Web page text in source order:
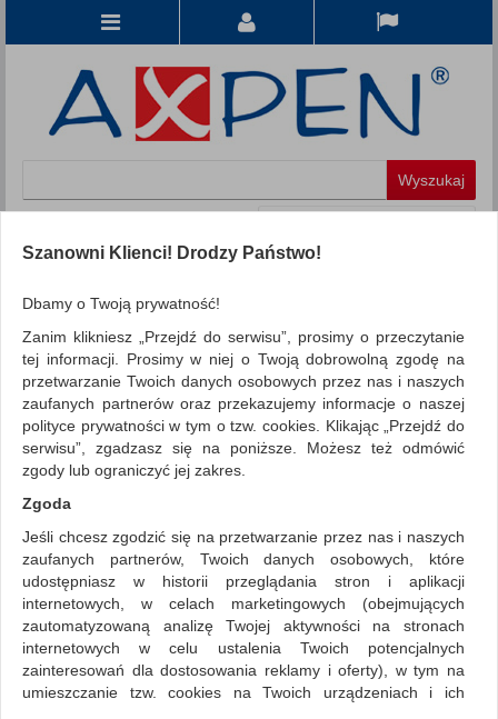
WSZYSTKIE KATEGORIE
FILTRY
Więcej
REKLAMA
AKTUALNOŚCI
Artykuły do pisania i korygowania Korektory
ZNALEZIONYCH PRODUKTÓW: 5 Porównaj (0)
Sortuj po Standardowe
Siatka Lista
Szanowni Klienci! Drodzy Państwo!
Dbamy o Twoją prywatność!
Zanim klikniesz „Przejdź do serwisu”, prosimy o przeczytanie
tej informacji. Prosimy w niej o Twoją dobrowolną zgodę na
przetwarzanie Twoich danych osobowych przez nas i naszych
zaufanych partnerów oraz przekazujemy informacje o naszej
polityce prywatności w tym o tzw. cookies. Klikając „Przejdź do
serwisu”, zgadzasz się na poniższe. Możesz też odmówić
zgody lub ograniczyć jej zakres.
Zgoda
Jeśli chcesz zgodzić się na przetwarzanie przez nas i naszych
zaufanych partnerów, Twoich danych osobowych, które
udostępniasz w historii przeglądania stron i aplikacji
internetowych, w celach marketingowych (obejmujących
zautomatyzowaną analizę Twojej aktywności na stronach
internetowych w celu ustalenia Twoich potencjalnych
zainteresowań dla dostosowania reklamy i oferty), w tym na
umieszczanie tzw. cookies na Twoich urządzeniach i ich